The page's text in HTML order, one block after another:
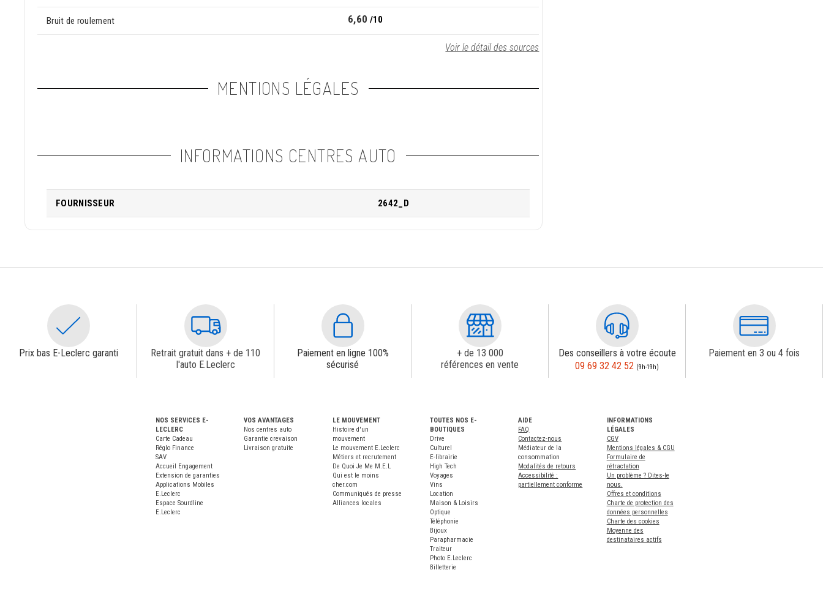
Bruit de roulement 6,60 /10
Voir le détail des sources
MENTIONS LÉGALES
INFORMATIONS CENTRES AUTO
FOURNISSEUR 2642_D
Prix bas E-Leclerc garanti
Retrait gratuit dans + de 110
l'auto E.Leclerc
Paiement en ligne 100%
sécurisé
+ de 13 000
références en vente
Des conseillers à votre écoute
09 69 32 42 52 (9h-19h)
Paiement en 3 ou 4 fois
NOS SERVICES E-
LECLERC
Carte Cadeau
Réglo Finance
SAV
Accueil Engagement
Extension de garanties
Applications Mobiles
E.Leclerc
Espace Sourdline
E.Leclerc
VOS AVANTAGES
Nos centres auto
Garantie crevaison
Livraison gratuite
LE MOUVEMENT
Histoire d'un
mouvement
Le mouvement E.Leclerc
Métiers et recrutement
De Quoi Je Me M.E.L
Qui est le moins
cher.com
Communiqués de presse
Alliances locales
TOUTES NOS E-
BOUTIQUES
Drive
Culturel
E-librairie
High Tech
Voyages
Vins
Location
Maison & Loisirs
Optique
Téléphonie
Bijoux
Parapharmacie
Traiteur
Photo E.Leclerc
Billetterie
AIDE
FAQ
Contactez-nous
Médiateur de la
consommation
Modalités de retours
Accessibilité :
partiellement conforme
INFORMATIONS
LÉGALES
CGV
Mentions légales & CGU
Formulaire de
rétractation
Un problème ? Dites-le
nous.
Offres et conditions
Charte de protection des
données personnelles
Charte des cookies
Moyenne des
destinataires actifs